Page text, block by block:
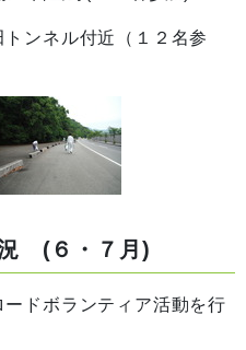
ンネル付近（１２名参
況 (６・７月)
ドボランティア活動を行